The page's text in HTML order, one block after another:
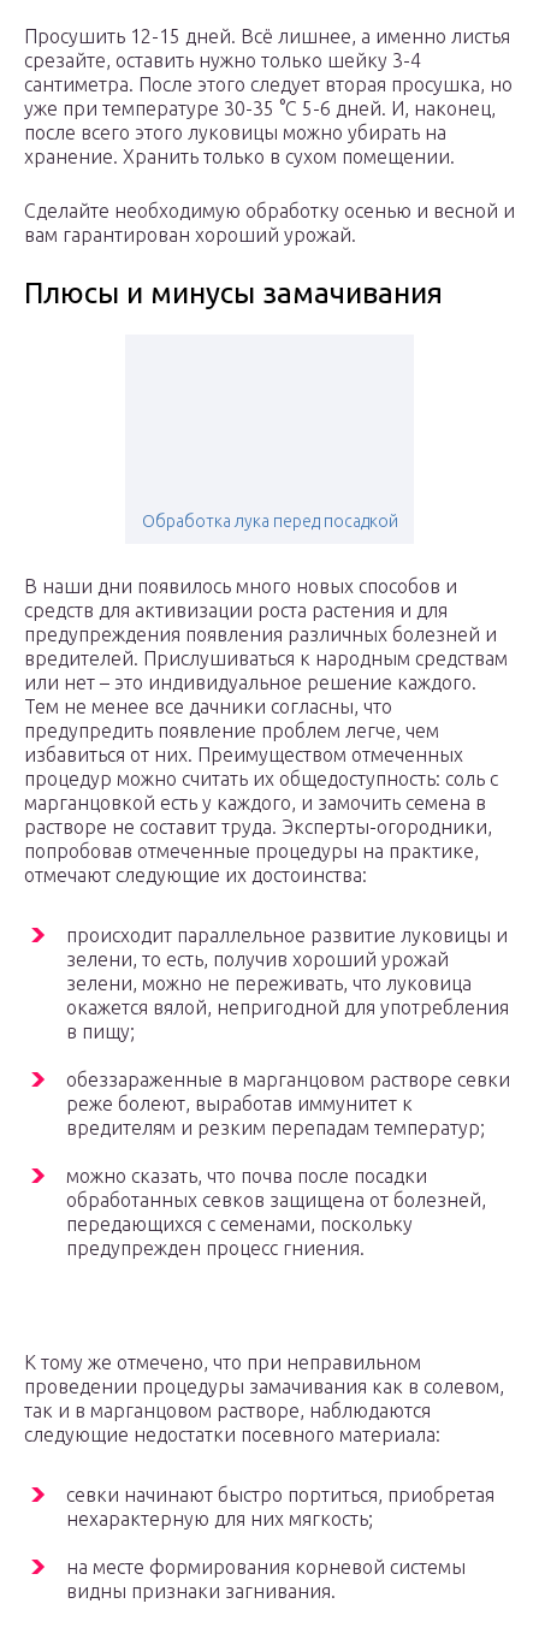
Просушить 12-15 дней. Всё лишнее, а именно листья
срезайте, оставить нужно только шейку 3-4
сантиметра. После этого следует вторая просушка, но
уже при температуре 30-35 °С 5-6 дней. И, наконец,
после всего этого луковицы можно убирать на
хранение. Хранить только в сухом помещении.
Сделайте необходимую обработку осенью и весной и
вам гарантирован хороший урожай.
Плюсы и минусы замачивания
Обработка лука перед посадкой
В наши дни появилось много новых способов и
средств для активизации роста растения и для
предупреждения появления различных болезней и
вредителей. Прислушиваться к народным средствам
или нет – это индивидуальное решение каждого.
Тем не менее все дачники согласны, что
предупредить появление проблем легче, чем
избавиться от них. Преимуществом отмеченных
процедур можно считать их общедоступность: соль с
марганцовкой есть у каждого, и замочить семена в
растворе не составит труда. Эксперты-огородники,
попробовав отмеченные процедуры на практике,
отмечают следующие их достоинства:
происходит параллельное развитие луковицы и
зелени, то есть, получив хороший урожай
зелени, можно не переживать, что луковица
окажется вялой, непригодной для употребления
в пищу;
обеззараженные в марганцовом растворе севки
реже болеют, выработав иммунитет к
вредителям и резким перепадам температур;
можно сказать, что почва после посадки
обработанных севков защищена от болезней,
передающихся с семенами, поскольку
предупрежден процесс гниения.
К тому же отмечено, что при неправильном
проведении процедуры замачивания как в солевом,
так и в марганцовом растворе, наблюдаются
следующие недостатки посевного материала:
севки начинают быстро портиться, приобретая
нехарактерную для них мягкость;
на месте формирования корневой системы
видны признаки загнивания.